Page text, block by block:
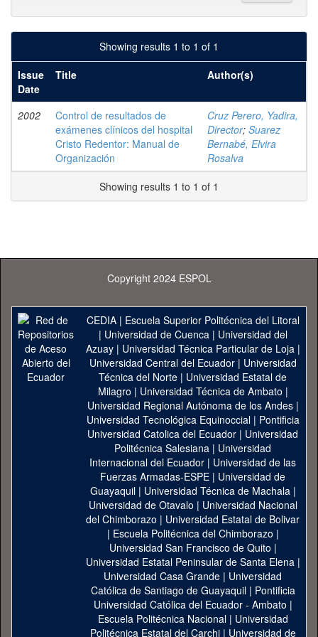
Showing results 1 to 1 of 1
Issue
Date
Title Author(s)
2002
Control de resultados de
exámenes clínicos del hospital
Cristo Redentor: Manual de
Organización
Cruz Perero, Yadira,
Director; Suarez
Bernabé, Elvira
Rosalva
Showing results 1 to 1 of 1
Copyright 2024 ESPOL
CEDIA| Escuela Superior Politécnica del Litoral
| Universidad de Cuenca| Universidad del
Azuay| Universidad Técnica Particular de Loja|
Universidad Central del Ecuador| Universidad
Técnica del Norte | Universidad Estatal de
Milagro | Universidad Técnica de Ambato |
Universidad Regional Autónoma de los Andes|
Universidad Tecnológica Equinoccial| Pontificia
Universidad Catolica del Ecuador | Universidad
Politécnica Salesiana | Universidad
Internacional del Ecuador | Universidad de las
Fuerzas Armadas-ESPE | Universidad de
Guayaquil| Universidad Técnica de Machala|
Universidad de Otavalo | Universidad Nacional
del Chimborazo | Universidad Estatal de Bolivar
| Escuela Politécnica del Chimborazo |
Universidad San Francisco de Quito |
Universidad Estatal Peninsular de Santa Elena|
Universidad Casa Grande | Universidad
Católica de Santiago de Guayaquil| Pontificia
Universidad Católica del Ecuador - Ambato |
Escuela Politécnica Nacional| Universidad
Politécnica Estatal del Carchi| Universidad de